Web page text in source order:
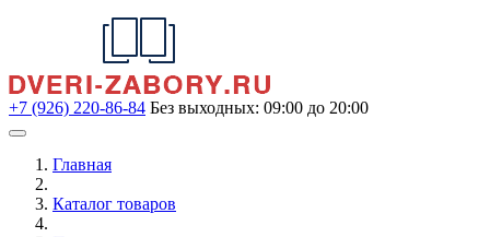
+7 (926) 220-86-84 Без выходных: 09:00 до 20:00
Главная
Каталог товаров